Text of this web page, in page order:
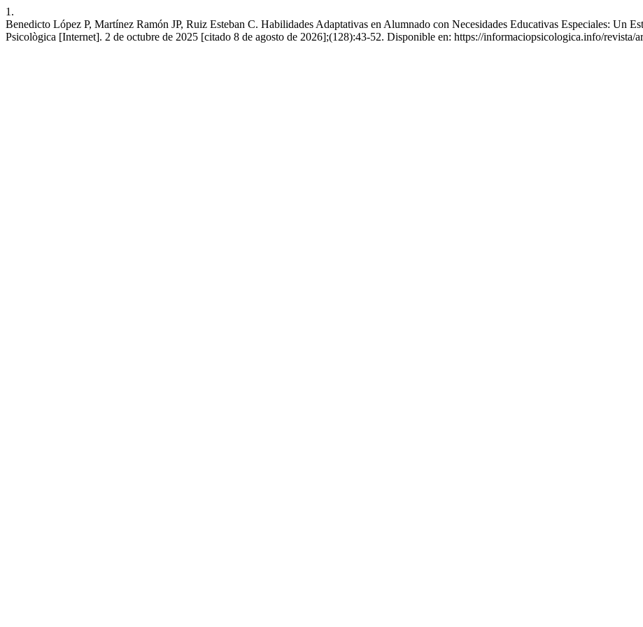
1.
Benedicto López P, Martínez Ramón JP, Ruiz Esteban C. Habilidades Adaptativas en Alumnado con Necesidades Educativas Especiales: Un
Psicològica [Internet]. 2 de octubre de 2025 [citado 8 de agosto de 2026];(128):43-52. Disponible en: https://informaciopsicologica.info/revista/